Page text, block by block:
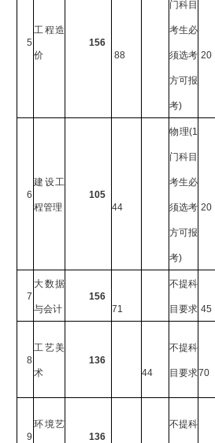
5
工程造
价
156
88
门科目
考生必
须选考
方可报
考)
20
6
建设工
程管理
105
44
物理(1
门科目
考生必
须选考
方可报
考)
20
7
大数据
与会计
156
71
不提科
目要求 45
8
工艺美
术
136
44
不提科
目要求70
9
环境艺
136
不提科